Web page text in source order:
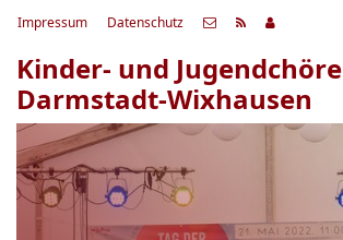
Impressum Datenschutz
Kinder- und Jugendchöre
Darmstadt-Wixhausen